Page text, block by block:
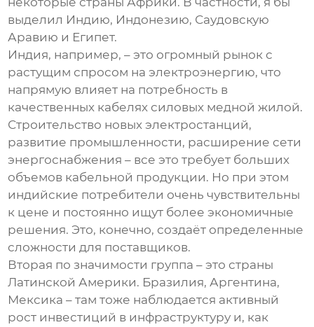
выделил Индию, Индонезию, Саудовскую
Аравию и Египет.
Индия, например, – это огромный рынок с
растущим спросом на электроэнергию, что
напрямую влияет на потребность в
качественных кабелях силовых медной жилой.
Строительство новых электростанций,
развитие промышленности, расширение сети
энергоснабжения – все это требует больших
объемов кабельной продукции. Но при этом
индийские потребители очень чувствительны
к цене и постоянно ищут более экономичные
решения. Это, конечно, создаёт определенные
сложности для поставщиков.
Вторая по значимости группа – это страны
Латинской Америки. Бразилия, Аргентина,
Мексика – там тоже наблюдается активный
рост инвестиций в инфраструктуру и, как